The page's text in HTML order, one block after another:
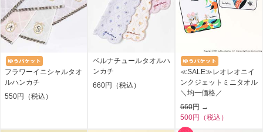
フラワーイニシャルタオ
ルハンカチ
550円（税込）
ベルナチュールタオルハ
ンカチ
660円（税込）
≪SALE≫レオレオニイ
ンクジェットミニタオル
＼均一価格／
660円 →
500円（税込）